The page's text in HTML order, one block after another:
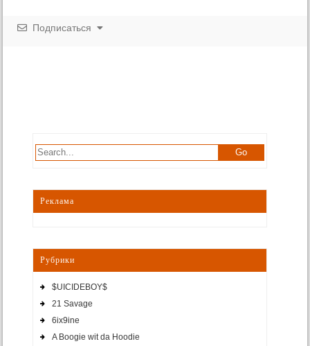
Подписаться
Реклама
Рубрики
$UICIDEBOY$
21 Savage
6ix9ine
A Boogie wit da Hoodie